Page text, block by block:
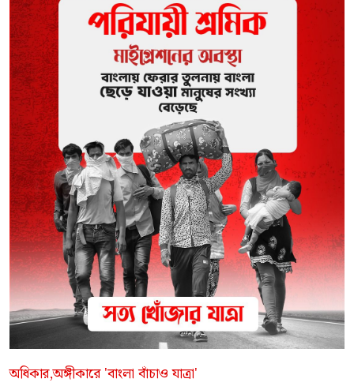
অধিকার,অঙ্গীকারে 'বাংলা বাঁচাও যাত্রা'